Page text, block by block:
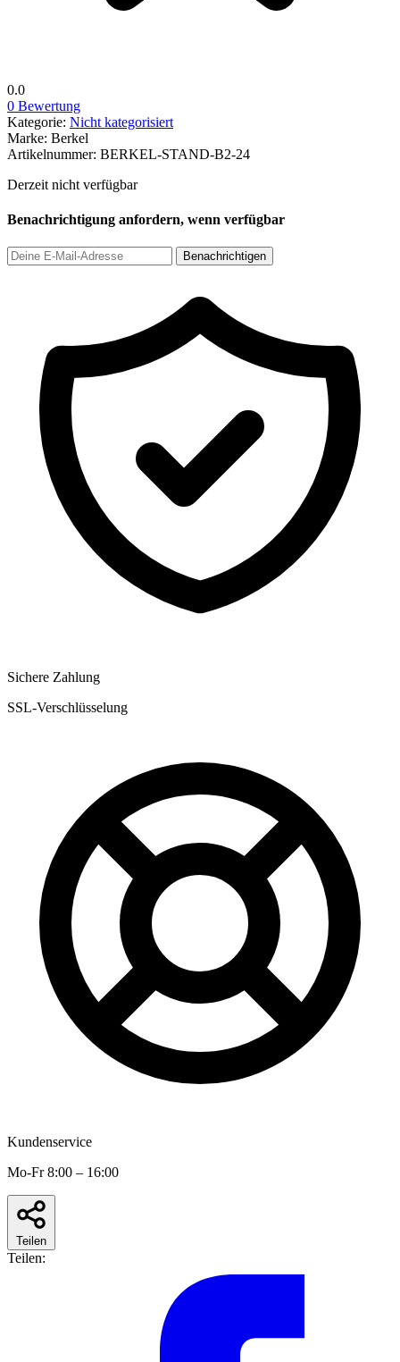
0.0
0 Bewertung
Kategorie: Nicht kategorisiert
Marke: Berkel
Artikelnummer: BERKEL-STAND-B2-24
Derzeit nicht verfügbar
Benachrichtigung anfordern, wenn verfügbar
Benachrichtigen
Sichere Zahlung
SSL-Verschlüsselung
Kundenservice
Mo-Fr 8:00 – 16:00
Teilen
Teilen: